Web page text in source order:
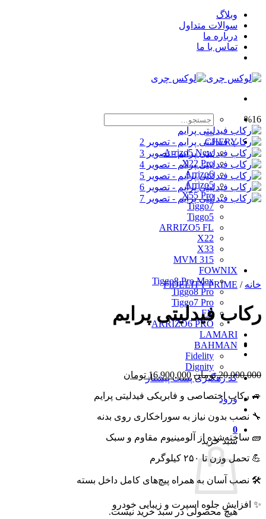
Skip
content
وبلاگ
سوالات متداول
درباره ما
تماس با ما
جستجو
برای:
CHERY
Arrizo5 New
X22 Pro
Arrizo6
Arrizo5
X55 Pro
Tiggo7
Tiggo5
ARRIZO5 FL
X22
X33
MVM 315
FOWNIX
Tiggo8 Pro Max
Tiggo8 Pro
Tiggo7 Pro
FX
ARRIZO6 PRO
LAMARI
BAHMAN
Fidelity
Dignity
کد رهگیری پست پیشتاز
ورود
0
سبد خرید
هیچ محصولی در سبد خرید نیست.
%16
خانه /
FIDELITY PRIME
رکاب فیدلیتی پرایم
20,000,000 تومانقیمت
اصلی
20,000,000 تومان
16,900,000 تومان
🚙 رکاب اختصاصی و فابریکی فیدلیتی پرایم
🔧 نصب بدون نیاز به سوراخکاری روی بدنه
🧱 ساخته‌شده از آلومینیوم مقاوم و سبک
💪 تحمل وزن تا ۲۵۰ کیلوگرم
🛠️ نصب آسان به همراه پیچ‌های کامل داخل بسته
✨ افزایش جلوه اسپرت و زیبایی خودرو